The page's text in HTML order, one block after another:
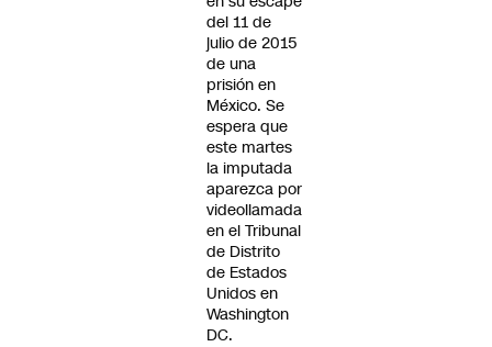
del 11 de
julio de 2015
de una
prisión en
México. Se
espera que
este martes
la imputada
aparezca por
videollamada
en el Tribunal
de Distrito
de Estados
Unidos en
Washington
DC.